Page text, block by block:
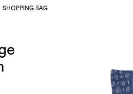
SHOPPING BAG